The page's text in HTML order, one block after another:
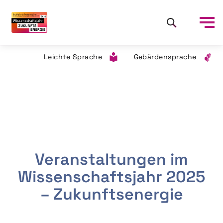
Leichte Sprache Gebärdensprache
Veranstaltungen im
Wissenschaftsjahr 2025
– Zukunftsenergie